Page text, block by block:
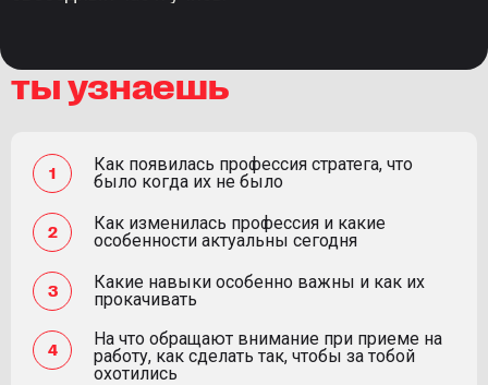
ты узнаешь
Как появилась профессия стратега, что
было когда их не было
Как изменилась профессия и какие
особенности актуальны сегодня
Какие навыки особенно важны и как их
прокачивать
На что обращают внимание при приеме на
работу, как сделать так, чтобы за тобой
охотились